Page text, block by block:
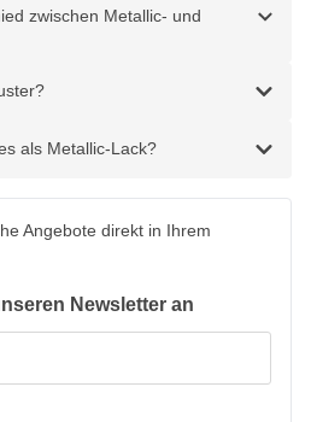
zwischen Metallic- und
als Metallic-Lack?
Angebote direkt in Ihrem
Newsletter an